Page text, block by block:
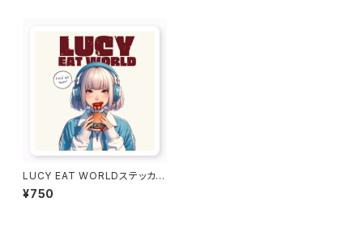
LUCY EAT WORLDステッカー
1016-231109019
¥750